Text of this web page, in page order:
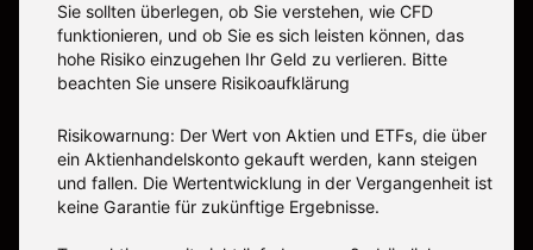
Sie sollten überlegen, ob Sie verstehen, wie CFD
funktionieren, und ob Sie es sich leisten können, das
hohe Risiko einzugehen Ihr Geld zu verlieren. Bitte
beachten Sie unsere Risikoaufklärung
Risikowarnung: Der Wert von Aktien und ETFs, die über
ein Aktienhandelskonto gekauft werden, kann steigen
und fallen. Die Wertentwicklung in der Vergangenheit ist
keine Garantie für zukünftige Ergebnisse.